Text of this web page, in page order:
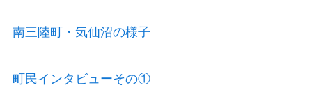
南三陸町・気仙沼の様子
町民インタビューその①